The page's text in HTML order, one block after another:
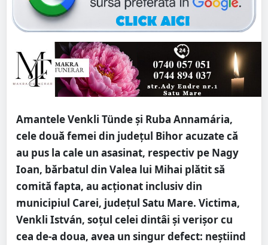
Amantele Venkli Tünde și Ruba Annamária,
cele două femei din județul Bihor acuzate că
au pus la cale un asasinat, respectiv pe Nagy
Ioan, bărbatul din Valea lui Mihai plătit să
comită fapta, au acționat inclusiv din
municipiul Carei, județul Satu Mare. Victima,
Venkli István, soţul celei dintâi şi verişor cu
cea de-a doua, avea un singur defect: neştiind